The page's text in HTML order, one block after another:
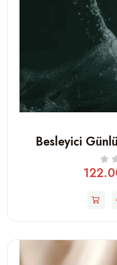
Besleyici